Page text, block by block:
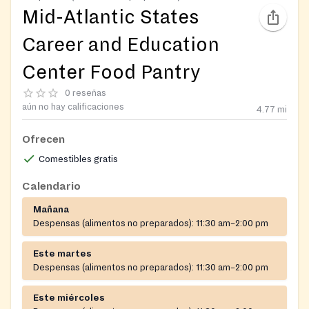
Mid-Atlantic States
Career and Education
Center Food Pantry
0 reseñas
aún no hay calificaciones
4.77 mi
Ofrecen
Comestibles gratis
Calendario
Mañana
Despensas (alimentos no preparados): 11:30 am–2:00 pm
Este martes
Despensas (alimentos no preparados): 11:30 am–2:00 pm
Este miércoles